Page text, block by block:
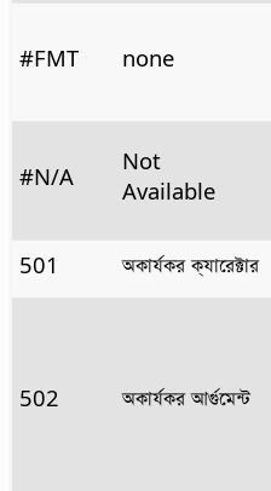
#FMT none
#N/A
Not
Available
501
অকার্যকর ক্যারেক্টার
502 অকার্যকর আর্গুমেন্ট